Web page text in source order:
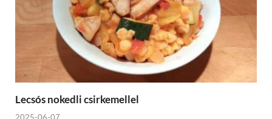
Lecsós nokedli csirkemellel
2025-06-07